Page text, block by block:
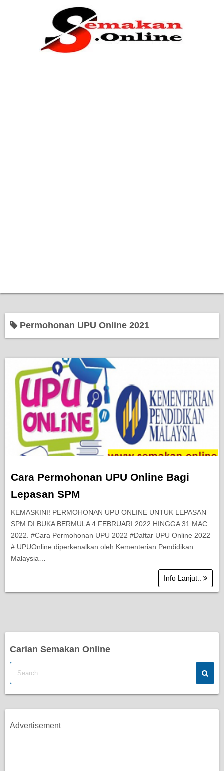
Permohonan UPU Online 2021
Cara Permohonan UPU Online Bagi
Lepasan SPM
KEMASKINI! PERMOHONAN UPU ONLINE UNTUK LEPASAN
SPM DI BUKA BERMULA 4 FEBRUARI 2022 HINGGA 31 MAC
2022. #Cara Permohonan UPU 2022 #Daftar UPU Online 2022
# UPUOnline diperkenalkan oleh Kementerian Pendidikan
Malaysia…
Info Lanjut..
Carian Semakan Online
Advertisement